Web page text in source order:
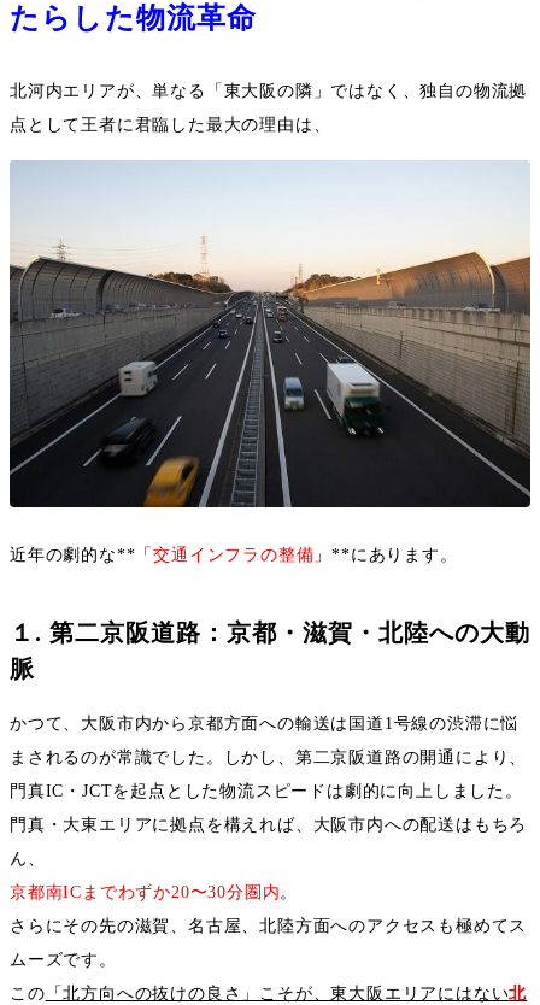
たらした物流革命
北河内エリアが、単なる「東大阪の隣」ではなく、独自の物流拠
点として王者に君臨した最大の理由は、
近年の劇的な** 「交通インフラの整備 」**にあります。
１ . 第二京阪道路：京都・滋賀・北陸への大動
脈
かつて、大阪市内から京都方面への輸送は国道 1号線の渋滞に悩
まされるのが常識でした。しかし、第二京阪道路の開通により、
門真IC ・JCTを起点とした物流スピードは劇的に向上しました。
門真・大東エリアに拠点を構えれば、大阪市内への配送はもちろ
ん、
京都南IC までわずか20〜30分圏内。
さらにその先の滋賀、名古屋、北陸方面へのアクセスも極めてス
ムーズです。
この 「北方向への抜けの良さ」こそが、東大阪エリアにはない北